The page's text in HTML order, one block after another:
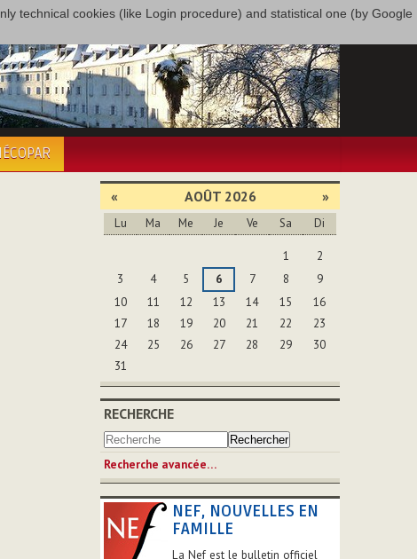
technical cookies (like Login procedure) and statistical one (by Google
« AOÛT 2026 »
Lu Ma Me Je Ve Sa Di
1
2
3
4 5 6 7 8
9
10
11 12 13 14 15
16
17
18 19 20 21 22
23
24
25 26 27 28 29
30
31
RECHERCHE
Recherche avancée…
NEF, NOUVELLES EN
FAMILLE
La Nef est le bulletin officiel